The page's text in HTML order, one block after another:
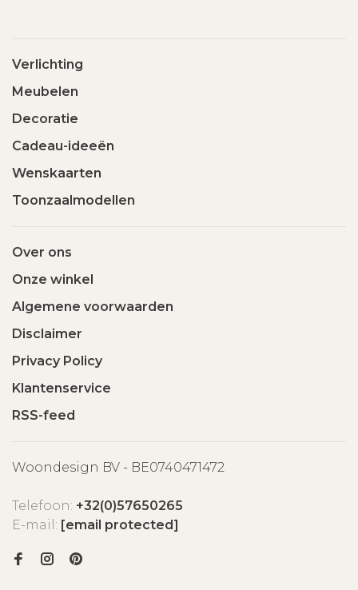
Verlichting
Meubelen
Decoratie
Cadeau-ideeën
Wenskaarten
Toonzaalmodellen
Over ons
Onze winkel
Algemene voorwaarden
Disclaimer
Privacy Policy
Klantenservice
RSS-feed
Woondesign BV - BE0740471472
Telefoon: +32(0)57650265
E-mail: [email protected]